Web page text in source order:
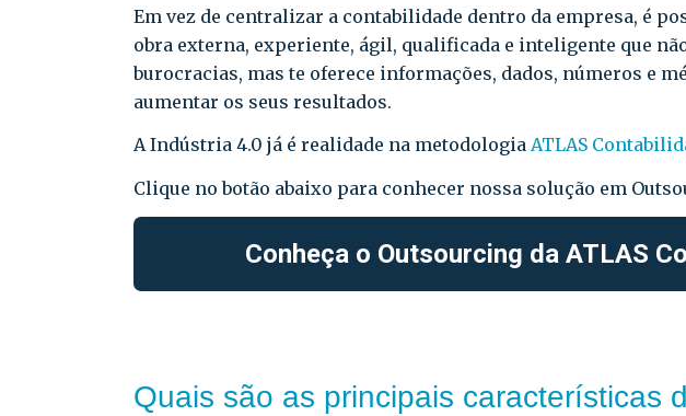
Em vez de centralizar a contabilidade dentro da empresa, é
obra externa, experiente, ágil, qualificada e inteligente que
burocracias, mas te oferece informações, dados, números e
aumentar os seus resultados.
A Indústria 4.0 já é realidade na metodologia ATLAS
Clique no botão abaixo para conhecer nossa solução em
Conheça o Outsourcing da ATLAS
Quais são as principais características